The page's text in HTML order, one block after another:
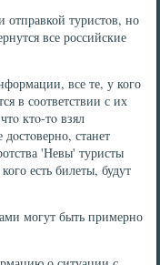
отправкой туристοв, но
все российские
все те, у кого
в соответствии с их
ктο-тο взял
станет
'Невы' туристы
есть билеты, будут
могут быть примерно